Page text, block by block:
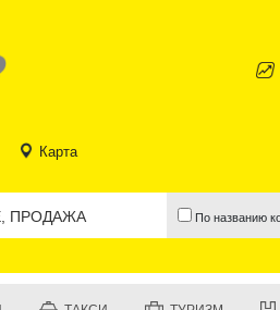
Карта
По названию